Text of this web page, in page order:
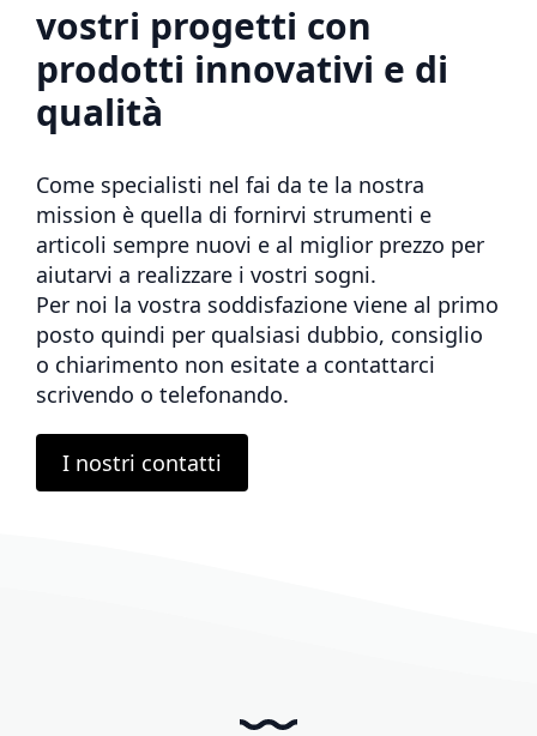
vostri progetti con
prodotti innovativi e di
qualità
Come specialisti nel fai da te la nostra
mission è quella di fornirvi strumenti e
articoli sempre nuovi e al miglior prezzo per
aiutarvi a realizzare i vostri sogni.
Per noi la vostra soddisfazione viene al primo
posto quindi per qualsiasi dubbio, consiglio
o chiarimento non esitate a contattarci
scrivendo o telefonando.
I nostri contatti